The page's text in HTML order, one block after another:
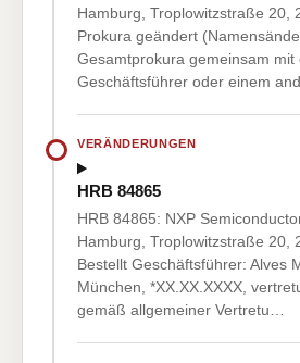
Hamburg, Troplowitzstraße 20,
Prokura geändert
Gesamtprokura gemeinsam mit
Geschäftsführer oder einem
VERÄNDERUNGEN
HRB 84865
HRB 84865: NXP
Hamburg, Troplowitzstraße 20,
Bestellt Geschäftsführer: Alves
München, *XX.XX.XXXX,
gemäß allgemeiner Vertretu…